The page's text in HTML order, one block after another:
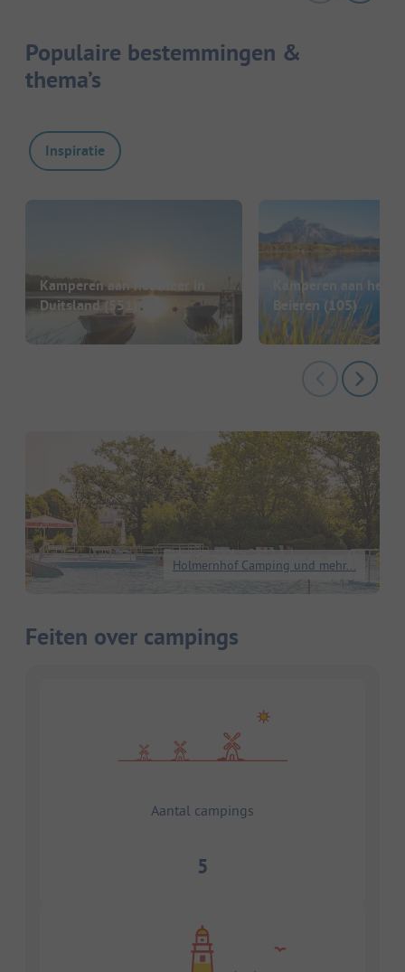
Populaire bestemmingen &
thema’s
Inspiratie
Kamperen aan het meer in
Duitsland(551)
Kamperen aan het
Beieren(105)
Holmernhof Camping und mehr...
Feiten over campings
Aantal campings
5